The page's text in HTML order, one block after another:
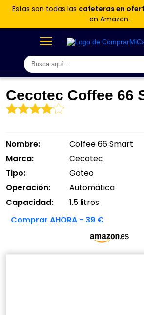
Estas son todas las cafeteras en
en Amazon.
Cecotec Coffee 66
Nombre:
Coffee 66 Smart
Marca:
Cecotec
Tipo:
Goteo
Operación:
Automática
Capacidad:
1.5 litros
Comprar AHORA - 39 €